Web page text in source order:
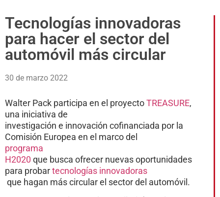
Tecnologías innovadoras
para hacer el sector del
automóvil más circular
30 de marzo 2022
Walter Pack participa en el proyectoTREASURE,
una iniciativa de
investigación e innovación cofinanciada por la
Comisión Europea en el marco del
programa
H2020 que busca ofrecer nuevas oportunidades
para probartecnologías innovadoras
que hagan más circular el sector del automóvil.